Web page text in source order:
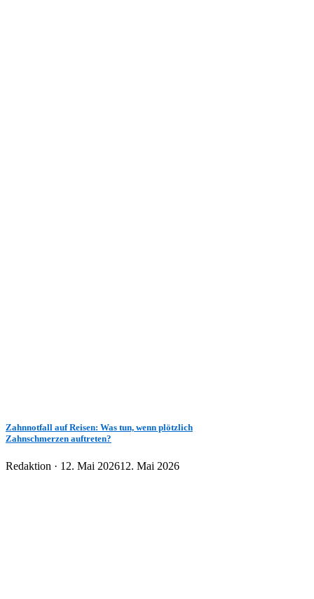
Zahnnotfall auf Reisen: Was tun, wenn plötzlich
Zahnschmerzen auftreten?
Redaktion · Veröffentlicht
12. Mai 202612. Mai 2026